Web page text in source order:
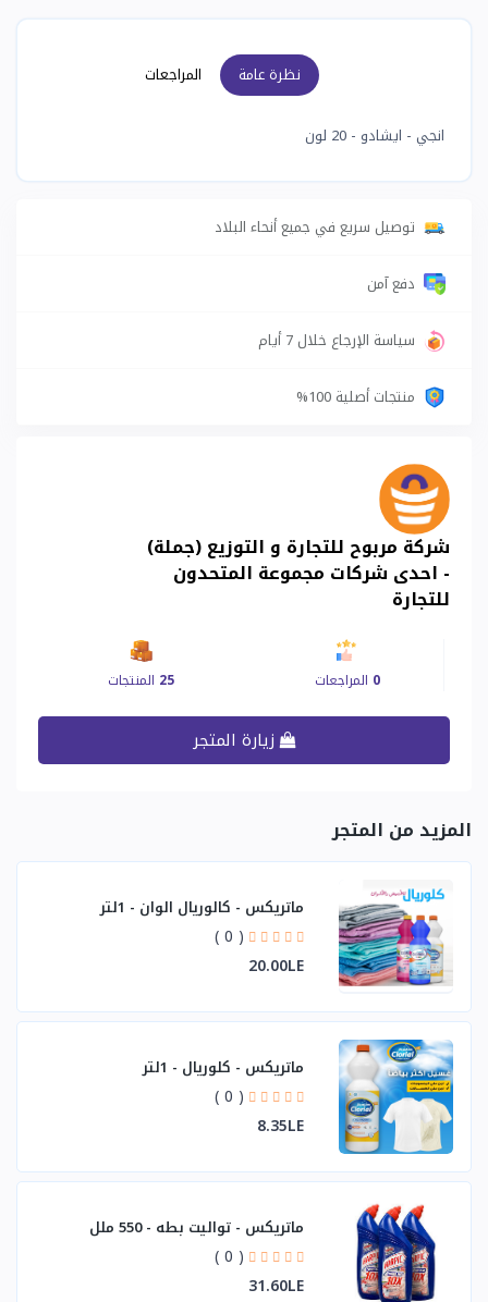
نظرة عامة المراجعات
انجي - ايشادو - 20 لون
توصيل سريع في جميع أنحاء البلاد
دفع آمن
سياسة الإرجاع خلال 7 أيام
منتجات أصلية 100%
شركة مربوح للتجارة و التوزيع (جملة)
- احدى شركات مجموعة المتحدون
للتجارة
0 المراجعات 25 المنتجات
زيارة المتجر
المزيد من المتجر
ماتريكس - كالوريال الوان - 1لتر
( 0 )
20.00LE
ماتريكس - كلوريال - 1لتر
( 0 )
8.35LE
ماتريكس - تواليت بطه - 550 ملل
( 0 )
31.60LE